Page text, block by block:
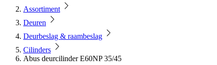
Assortiment
Deuren
Deurbeslag & raambeslag
Cilinders
Abus deurcilinder E60NP 35/45